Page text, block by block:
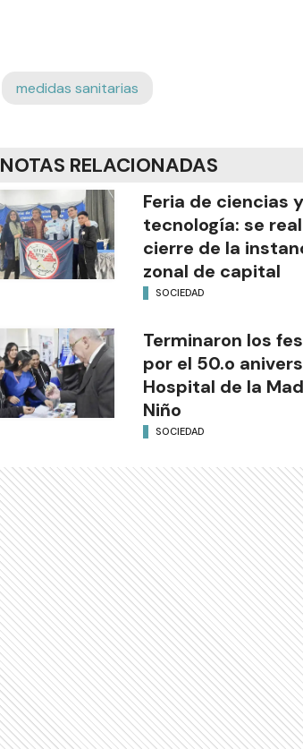
medidas sanitarias
NOTAS RELACIONADAS
Feria de ciencias y
tecnología: se
cierre de la
zonal de capital
SOCIEDAD
Terminaron los
por el 50.o
Hospital de la
Niño
SOCIEDAD